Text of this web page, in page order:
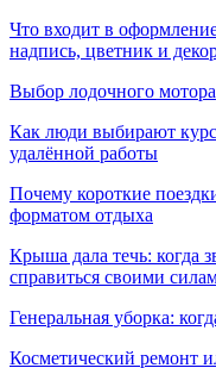
Что входит в
надпись, цветник и
Выбор лодочного мотора
Как люди выбирают
удалённой работы
Почему короткие
форматом отдыха
Крыша дала течь: когда
справиться своими
Генеральная уборка:
Косметический ремонт